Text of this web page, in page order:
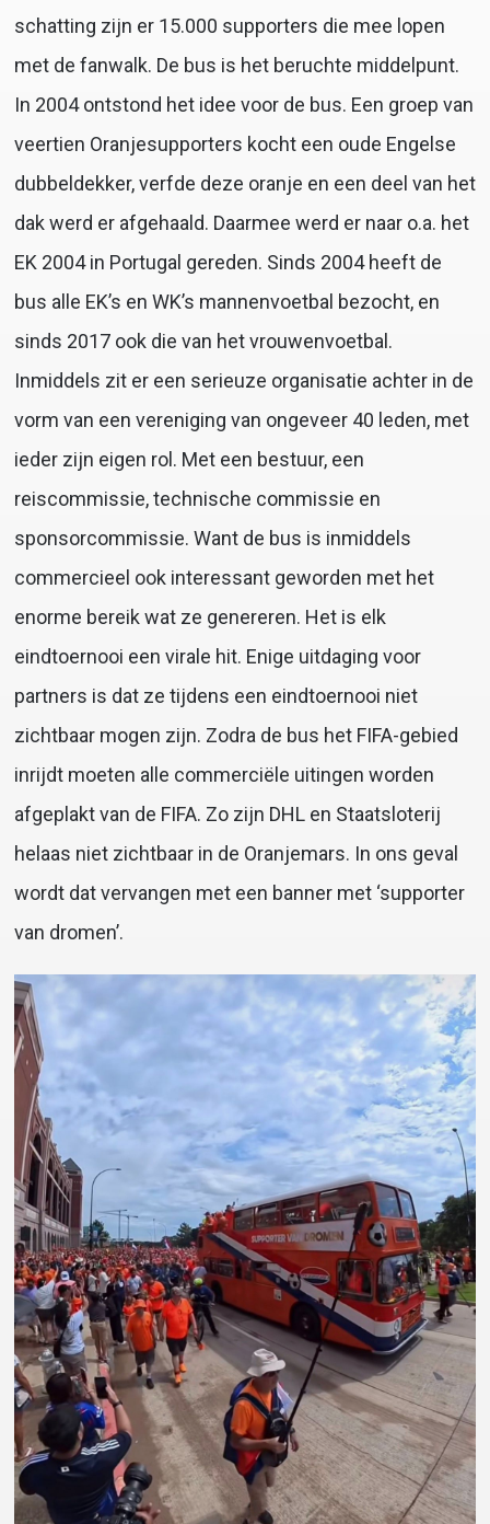
schatting zijn er 15.000 supporters die mee lopen
met de fanwalk. De bus is het beruchte middelpunt.
In 2004 ontstond het idee voor de bus. Een groep van
veertien Oranjesupporters kocht een oude Engelse
dubbeldekker, verfde deze oranje en een deel van het
dak werd er afgehaald. Daarmee werd er naar o.a. het
EK 2004 in Portugal gereden. Sinds 2004 heeft de
bus alle EK’s en WK’s mannenvoetbal bezocht, en
sinds 2017 ook die van het vrouwenvoetbal.
Inmiddels zit er een serieuze organisatie achter in de
vorm van een vereniging van ongeveer 40 leden, met
ieder zijn eigen rol. Met een bestuur, een
reiscommissie, technische commissie en
sponsorcommissie. Want de bus is inmiddels
commercieel ook interessant geworden met het
enorme bereik wat ze genereren. Het is elk
eindtoernooi een virale hit. Enige uitdaging voor
partners is dat ze tijdens een eindtoernooi niet
zichtbaar mogen zijn. Zodra de bus het FIFA-gebied
inrijdt moeten alle commerciële uitingen worden
afgeplakt van de FIFA. Zo zijn DHL en Staatsloterij
helaas niet zichtbaar in de Oranjemars. In ons geval
wordt dat vervangen met een banner met ‘supporter
van dromen’.